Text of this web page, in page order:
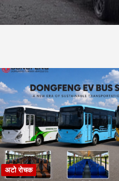
अटो रोचक